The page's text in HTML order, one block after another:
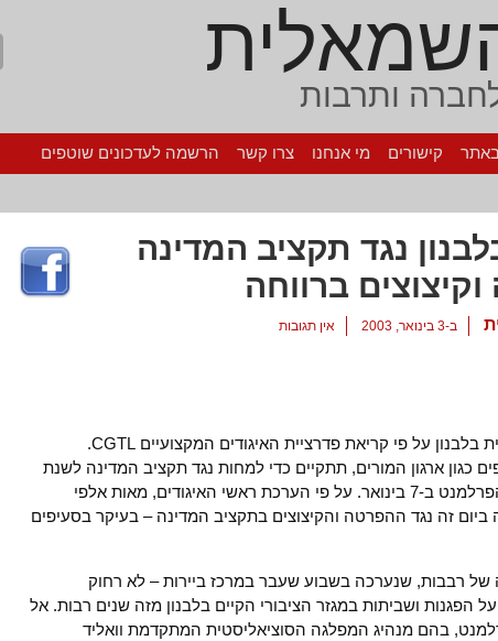
ותרבות
קישורים מי אנחנו צרו קשר הרשמה לעדכונים שוטפים
נגד תקציב המדינה
ברווחה
ב-3 בינואר, 2003 אין תגובות
בשבוע הבא צפויה שביתה כללית בלבנון על פי קריאת פדרציית האיגודים המקצועיים CGTL.
כגון ארגון המורים, תתקיים כדי למחות נגד תקציב המדינה לשנת
2003 שאמור לקבל את אישור הפרלמנט ב-7 בינואר. על פי הערכת ראשי האיגודים, מאות אלפי
זה נגד ההפרטה והקיצוצים בתקציב המדינה – בעיקר בסעיפים
רבבות, שנערכה בשבוע שעבר במרכז ביירות – לא רחוק
ושביתות במגזר הציבורי הקיים בלבנון מזה שנים רבות. אל
בהם מנהיג המפלגה הסוציאליסטית המתקדמת וואליד